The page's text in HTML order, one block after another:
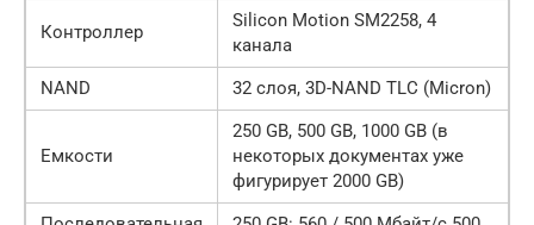
Контроллер
Silicon Motion SM2258, 4
канала
NAND
32 слоя, 3D-NAND TLC (Micron)
Емкости
250 GB, 500 GB, 1000 GB (в
некоторых документах уже
фигурирует 2000 GB)